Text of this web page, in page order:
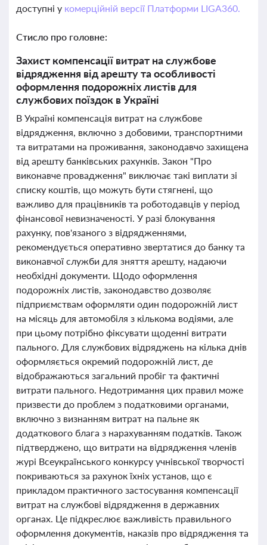
доступні у комерційній версії Платформи LIGA360.
Стисло про головне:
Захист компенсації витрат на службове
відрядження від арешту та особливості
оформлення подорожніх листів для
службових поїздок в Україні
В Україні компенсація витрат на службове
відрядження, включно з добовими, транспортними
та витратами на проживання, законодавчо захищена
від арешту банківських рахунків. Закон "Про
виконавче провадження" виключає такі виплати зі
списку коштів, що можуть бути стягнені, що
важливо для працівників та роботодавців у період
фінансової невизначеності. У разі блокування
рахунку, пов'язаного з відрядженнями,
рекомендується оперативно звертатися до банку та
виконавчої служби для зняття арешту, надаючи
необхідні документи. Щодо оформлення
подорожніх листів, законодавство дозволяє
підприємствам оформляти один подорожній лист
на місяць для автомобіля з кількома водіями, але
при цьому потрібно фіксувати щоденні витрати
пального. Для службових відряджень на кілька днів
оформляється окремий подорожній лист, де
відображаються загальний пробіг та фактичні
витрати пального. Недотримання цих правил може
призвести до проблем з податковими органами,
включно з визнанням витрат на пальне як
додаткового блага з нарахуванням податків. Також
підтверджено, що витрати на відрядження членів
журі Всеукраїнського конкурсу учнівської творчості
покриваються за рахунок їхніх установ, що є
прикладом практичного застосування компенсації
витрат на службові відрядження в державних
органах. Це підкреслює важливість правильного
оформлення документів, наказів про відрядження та